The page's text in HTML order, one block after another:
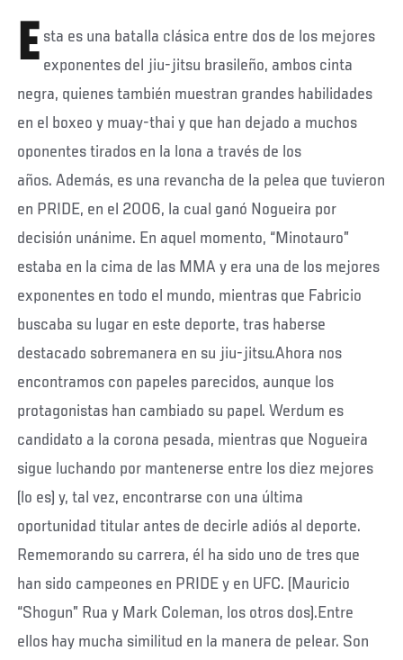
E sta es una batalla clásica entre dos de los mejores
exponentes del jiu-jitsu brasileño, ambos cinta
negra, quienes también muestran grandes habilidades
en el boxeo y muay-thai y que han dejado a muchos
oponentes tirados en la lona a través de los
años. Además, es una revancha de la pelea que tuvieron
en PRIDE, en el 2006, la cual ganó Nogueira por
decisión unánime. En aquel momento, “Minotauro”
estaba en la cima de las MMA y era una de los mejores
exponentes en todo el mundo, mientras que Fabricio
buscaba su lugar en este deporte, tras haberse
destacado sobremanera en su jiu-jitsu.Ahora nos
encontramos con papeles parecidos, aunque los
protagonistas han cambiado su papel. Werdum es
candidato a la corona pesada, mientras que Nogueira
sigue luchando por mantenerse entre los diez mejores
(lo es) y, tal vez, encontrarse con una última
oportunidad titular antes de decirle adiós al deporte.
Rememorando su carrera, él ha sido uno de tres que
han sido campeones en PRIDE y en UFC. (Mauricio
“Shogun” Rua y Mark Coleman, los otros dos).Entre
ellos hay mucha similitud en la manera de pelear. Son